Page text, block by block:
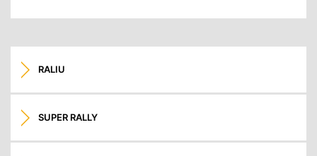
RALIU
SUPER RALLY